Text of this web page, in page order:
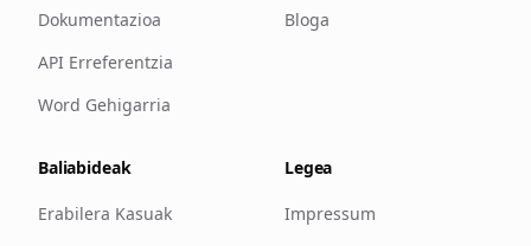
Dokumentazioa
API Erreferentzia
Word Gehigarria
Bloga
Baliabideak
Erabilera Kasuak
Legea
Impressum